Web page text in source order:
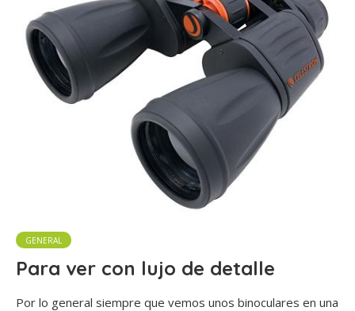
GENERAL
Para ver con lujo de detalle
Por lo general siempre que vemos unos binoculares en una